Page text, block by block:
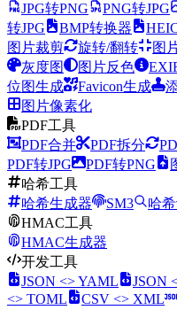
JPG转PNG
PNG转JPG
转JPG
BMP转换器
图片裁剪
旋转/翻转 图
灰度图
图片反色
位图生成
Favicon生成
图片像素化
PDF工具
PDF合并
PDF拆分
PDF转JPG
PDF转PNG
哈希工具
哈希生成器
SM3
哈
HMAC工具
HMAC生成器
开发工具
JSON <> YAML
JSON
<> TOML
CSV <> XML